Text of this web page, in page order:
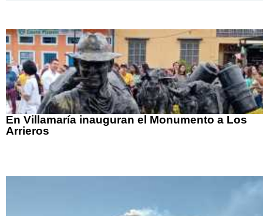
En Villamaría inauguran el Monumento a Los
Arrieros